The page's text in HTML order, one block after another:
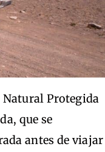
Natural Protegida
que se
antes de viajar